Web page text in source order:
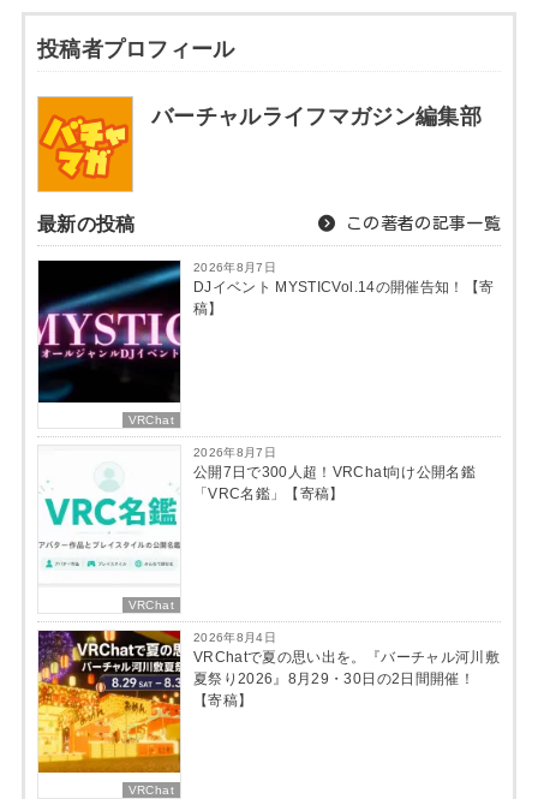
投稿者プロフィール
バーチャルライフマガジン編集部
最新の投稿 この著者の記事一覧
VRChat
2026年8月7日
DJイベント MYSTICVol.14の開催告知！【寄
稿】
VRChat
2026年8月7日
公開7日で300人超！VRChat向け公開名鑑
「VRC名鑑」【寄稿】
VRChat
2026年8月4日
VRChatで夏の思い出を。『バーチャル河川敷
夏祭り2026』8月29・30日の2日間開催！
【寄稿】